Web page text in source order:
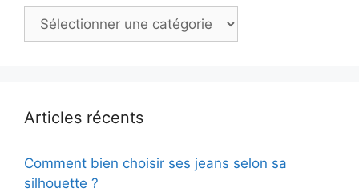
Catégories
Articles récents
Comment bien choisir ses jeans selon sa
silhouette ?